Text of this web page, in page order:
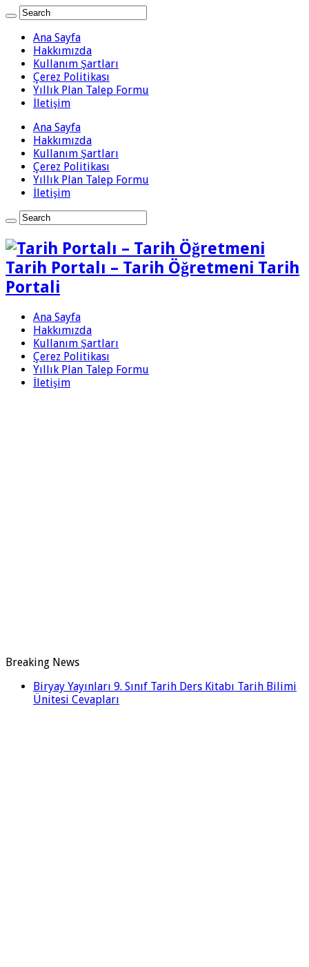
Ana Sayfa
Hakkımızda
Kullanım Şartları
Çerez Politikası
Yıllık Plan Talep Formu
İletişim
Ana Sayfa
Hakkımızda
Kullanım Şartları
Çerez Politikası
Yıllık Plan Talep Formu
İletişim
Tarih Portalı – Tarih Öğretmeni Tarih
Portali
Ana Sayfa
Hakkımızda
Kullanım Şartları
Çerez Politikası
Yıllık Plan Talep Formu
İletişim
Breaking News
Biryay Yayınları 9. Sınıf Tarih Ders Kitabı Tarih Bilimi
Ünitesi Cevapları